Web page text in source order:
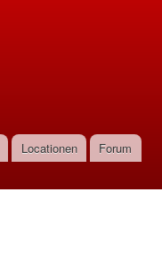
Locationen
Forum